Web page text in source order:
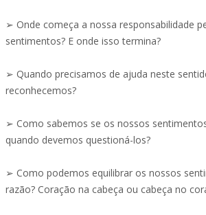
➢ Onde começa a nossa responsabilidade
sentimentos? E onde isso termina?
➢ Quando precisamos de ajuda neste
reconhecemos?
➢ Como sabemos se os nossos
quando devemos questioná-los?
➢ Como podemos equilibrar os nossos
razão? Coração na cabeça ou cabeça no